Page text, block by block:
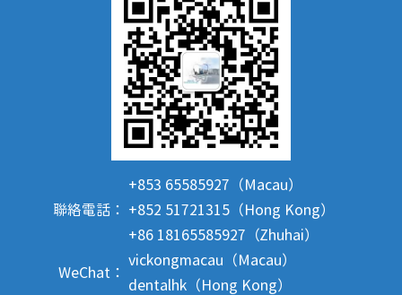
聯絡電話：
+853 65585927（Macau）
+852 51721315（Hong Kong）
+86 18165585927（Zhuhai）
WeChat：
vickongmacau（Macau）
dentalhk（Hong Kong）